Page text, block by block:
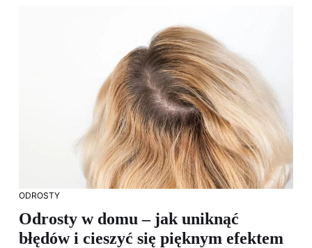
ODROSTY
Odrosty w domu – jak uniknąć
błędów i cieszyć się pięknym efektem